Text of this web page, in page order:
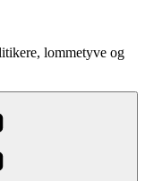
lommetyve og